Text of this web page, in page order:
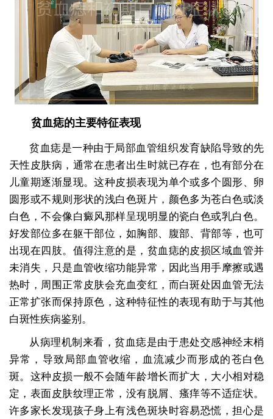
贫血痣的主要特征表现
贫血痣是一种由于局部血管组织发育缺陷导致的先
天性皮肤病，通常在患者出生时就已存在，也有部分在
儿童期逐渐显现。这种皮损表现为单个或多个圆形、卵
圆形或不规则形状的浅白色斑片，颜色多为苍白色或淡
白色，不会像白癜风那样呈现明显的瓷白色或乳白色。
好发部位多在躯干部位，如胸部、腹部、背部等，也可
出现在四肢。值得注意的是，贫血痣的皮损区域血管并
未消失，只是血管收缩功能异常，因此当用手摩擦或遇
热时，周围正常皮肤会充血变红，而白斑处因血管无法
正常扩张而保持原色，这种特征性的表现有助于与其他
白斑性疾病鉴别。
从病理机制来看，贫血痣是由于患处交感神经末梢
异常，导致局部血管收缩，血流减少而形成的苍白色
斑。这种皮损一般不会随年龄增长而扩大，大小相对稳
定，表面皮肤纹理正常，没有脱屑、瘙痒等不适症状。
许多家长发现孩子身上有浅色斑块时容易恐慌，担心是